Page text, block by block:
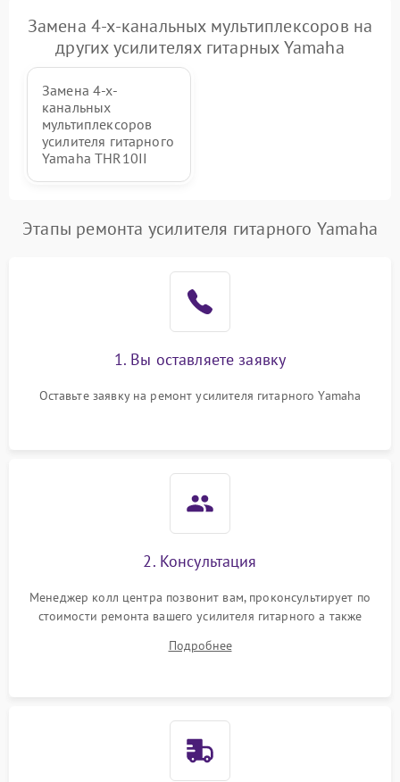
Неисправность дисплея
(если есть)
2000 ₽ Подробнее →
платы
Неисправность кнопок
управления
Замена 4-х-канальных мультиплексоров на
других усилителях гитарных Yamaha
Замена 4-х-
канальных
мультиплексоров
усилителя гитарного
Yamaha THR10II
Этапы ремонта усилителя гитарного Yamaha
1. Вы оставляете заявку
Оставьте заявку на ремонт усилителя гитарного Yamaha
2. Консультация
Менеджер колл центра позвонит вам, проконсультирует по
стоимости ремонта вашего усилителя гитарного а также
Подробнее